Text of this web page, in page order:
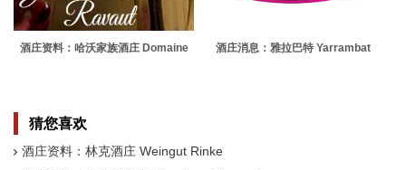
酒庄资料：哈沃家族酒庄 Domaine
酒庄消息：雅拉巴特 Yarrambat
猜您喜欢
酒庄资料：林克酒庄 Weingut Rinke